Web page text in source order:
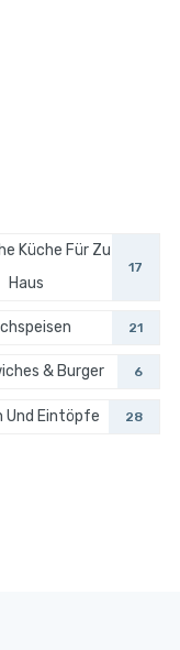
Küche Für Zu
Haus
17
21
& Burger 6
Und Eintöpfe 28